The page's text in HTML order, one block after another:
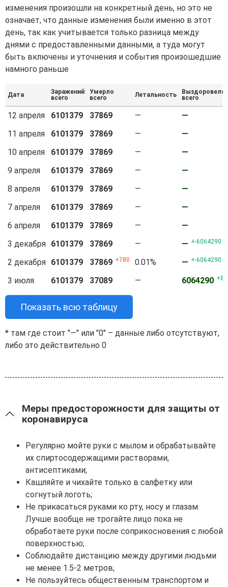
изменения произошли на конкретный день, но это не
означает, что данные изменения были именно в этот
день, так как учитывается только разница между
днями с предоставленными данными, а туда могут
быть включены и уточнения и события произошедшие
намного раньше
Дата
Заражений
всего
Умерло
всего
Летальность
Выздоровело
всего
12 апреля 6101379 37869 —
—
11 апреля
6101379 37869 —
—
10 апреля
6101379 37869 —
—
9 апреля
6101379 37869 —
—
8 апреля
6101379 37869 —
—
7 апреля
6101379 37869 —
—
6 апреля
6101379 37869 —
—
3 декабря 6101379 37869 — — -6064290
2 декабря 6101379 37869 780 0.01% — -6064290
3 июля 6101379 37089 — 6064290
Показать всю таблицу
* там где стоит "—" или "0" – данные либо отсутствуют,
либо это действительно 0
Меры предосторожности для защиты от
коронавируса
Регулярно мойте руки с мылом и обрабатывайте
их спиртосодержащими растворами,
антисептиками;
Кашляйте и чихайте только в салфетку или
согнутый логоть;
Не прикасаться руками ко рту, носу и глазам.
Лучше вообще не трогайте лицо пока не
обработаете руки после соприкосновения с любой
поверхностью;
Соблюдайте дистанцию между другими людьми
не менее 1.5-2 метров;
Не пользуйтесь общественным транспортом и